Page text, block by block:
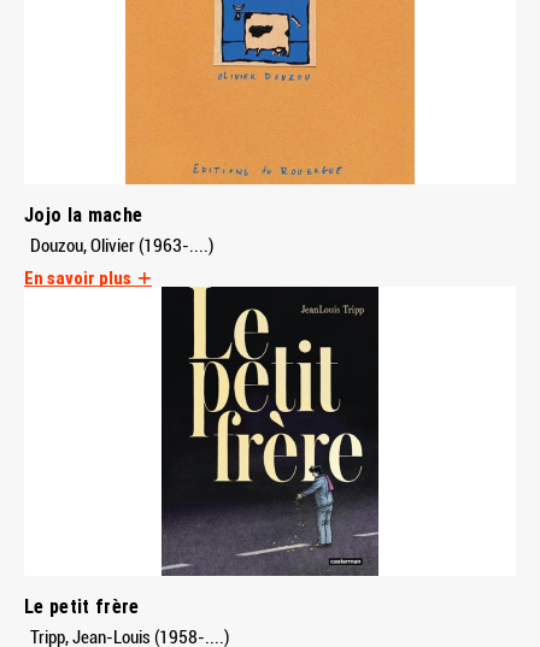
Jojo la mache
Douzou, Olivier (1963-....)
En savoir plus
Le petit frère
Tripp, Jean-Louis (1958-....)